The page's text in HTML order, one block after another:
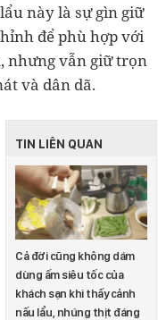
này là sự gìn giữ
để phù hợp với
nhưng vẫn giữ trọn
và dân dã.
TIN LIÊN QUAN
Cả đời cũng không dám
dùng ấm siêu tốc của
khách sạn khi thấy cảnh
nấu lẩu, nhúng thịt đáng